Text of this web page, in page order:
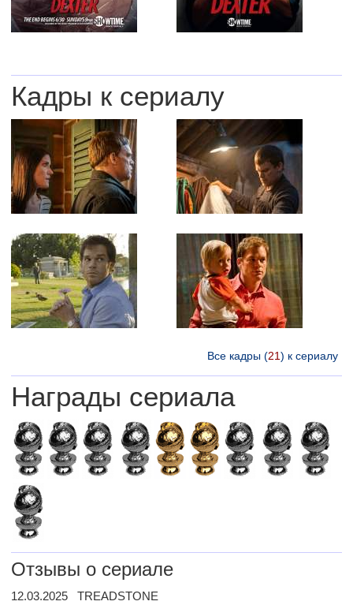
Кадры к сериалу
Все кадры (21) к сериалу
Награды сериала
Отзывы о сериале
12.03.2025 TREADSTONE